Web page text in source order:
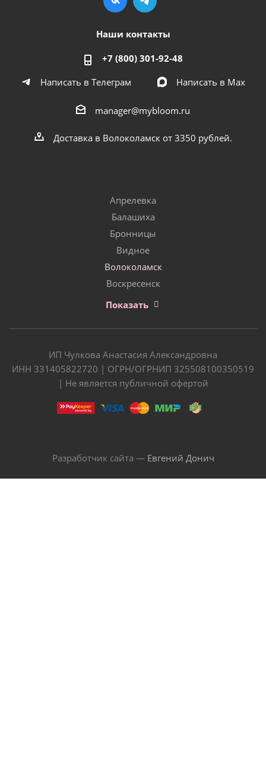
Наши контакты
+7 (800) 301-92-48
Написать в Телеграм
Написать в Мах
manager@mybloom.ru
Доставка в Волоколамск от 3350 рублей.
Апрелевка
Балашиха
Бронницы
Видное
Волоколамск
Воскресенск
Показать
ИП Чулкова Анастасия Александровна
ИНН 331405822720 | ОГРН/ОГРНИП 325508100350519
| Не является публичной офертой
Разработчик сайта — Евгений Донич